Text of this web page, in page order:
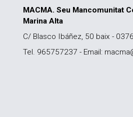
MACMA. Seu Mancomunitat
Marina Alta
C/ Blasco Ibáñez, 50 baix -
Tel. 965757237 - Email: